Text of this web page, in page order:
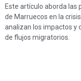
Este artículo aborda las
de Marruecos en la
analizan los impactos y
de flujos migratorios.